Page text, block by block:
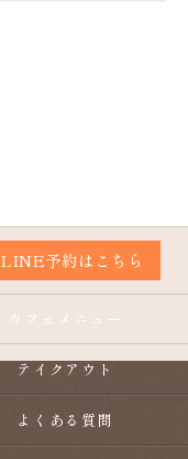
LINE予約はこちら
カフェメニュー
テイクアウト
よくある質問